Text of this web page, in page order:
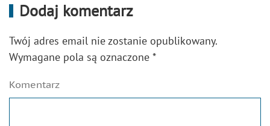
Dodaj komentarz
Twój adres email nie zostanie opublikowany.
Wymagane pola są oznaczone *
Komentarz